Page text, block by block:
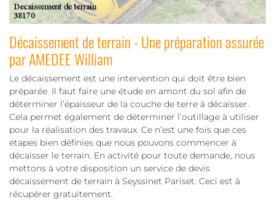
Décaissement de terrain - Une préparation assurée
par AMEDEE William
Le décaissement est une intervention qui doit être bien
préparée. Il faut faire une étude en amont du sol afin de
déterminer l’épaisseur de la couche de terre à décaisser.
Cela permet également de déterminer l’outillage à utiliser
pour la réalisation des travaux. Ce n’est une fois que ces
étapes bien définies que nous pouvons commencer à
décaisser le terrain. En activité pour toute demande, nous
mettons à votre disposition un service de devis
décaissement de terrain à Seyssinet Pariset. Ceci est à
récupérer gratuitement.